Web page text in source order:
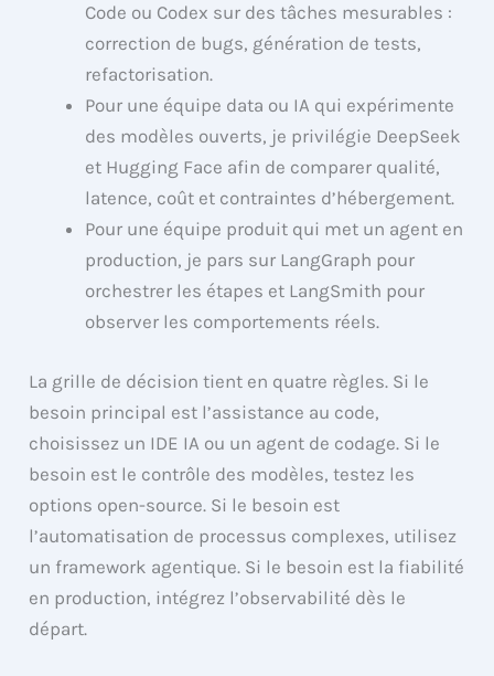
Code ou Codex sur des tâches mesurables :
correction de bugs, génération de tests,
refactorisation.
Pour une équipe data ou IA qui expérimente
des modèles ouverts, je privilégie DeepSeek
et Hugging Face afin de comparer qualité,
latence, coût et contraintes d’hébergement.
Pour une équipe produit qui met un agent en
production, je pars sur LangGraph pour
orchestrer les étapes et LangSmith pour
observer les comportements réels.
La grille de décision tient en quatre règles. Si le
besoin principal est l’assistance au code,
choisissez un IDE IA ou un agent de codage. Si le
besoin est le contrôle des modèles, testez les
options open-source. Si le besoin est
l’automatisation de processus complexes, utilisez
un framework agentique. Si le besoin est la fiabilité
en production, intégrez l’observabilité dès le
départ.